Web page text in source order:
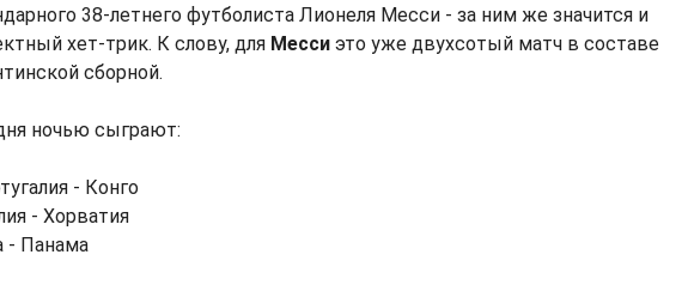
38-летнего футболиста Лионеля Месси - за ним же значится и
хет-трик. К слову, для Мессиэто уже двухсотый матч в составе
сборной.
ночью сыграют:
- Конго
- Хорватия
- Панама